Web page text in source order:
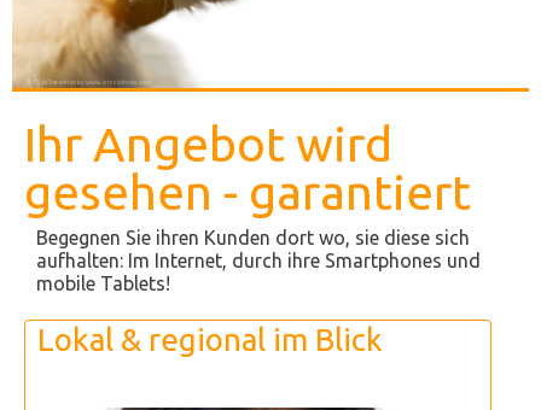
Ihr Angebot wird
gesehen - garantiert
Begegnen Sie ihren Kunden dort wo, sie diese sich
aufhalten: Im Internet, durch ihre Smartphones und
mobile Tablets!
Lokal & regional im Blick